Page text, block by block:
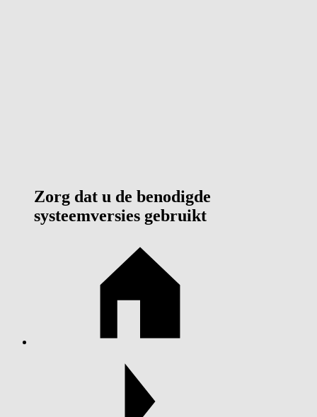
Zorg dat u de benodigde
systeemversies gebruikt